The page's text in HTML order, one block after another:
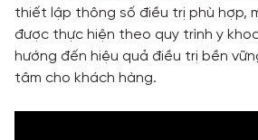
thiết lập thông số điều trị phù hợp,
được thực hiện theo quy trình y
hướng đến hiệu quả điều trị bền
tâm cho khách hàng.